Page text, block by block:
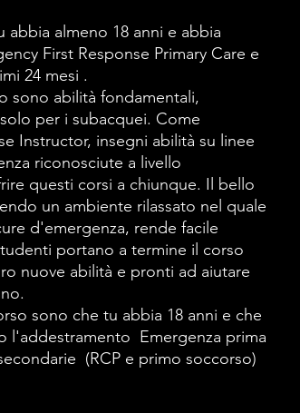
almeno 18 anni e abbia
First Response Primary Care e
24 mesi .
sono abilità fondamentali,
per i subacquei. Come
Instructor, insegni abilità su linee
riconosciute a livello
questi corsi a chiunque. Il bello
un ambiente rilassato nel quale
d'emergenza, rende facile
portano a termine il corso
nuove abilità e pronti ad aiutare
sono che tu abbia 18 anni e che
l'addestramento Emergenza prima
(RCP e primo soccorso)